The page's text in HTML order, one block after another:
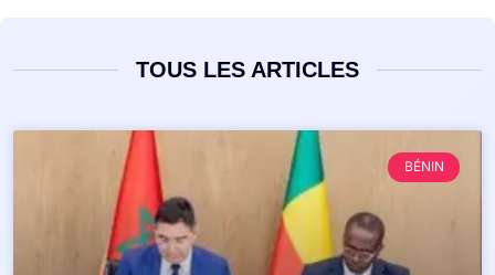
TOUS LES ARTICLES
BÉNIN